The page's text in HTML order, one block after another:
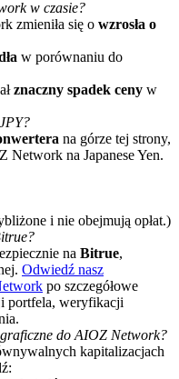
nagrody pieniężne
w czasie?
zmieniła się o wzrosła o
w porównaniu do
znaczny spadek ceny w
na górze tej strony,
Network na Japanese Yen.
i nie obejmują opłat.)
na Bitrue,
Odwiedź nasz
po szczegółowe
portfela, weryfikacji
do AIOZ Network?
kapitalizacjach